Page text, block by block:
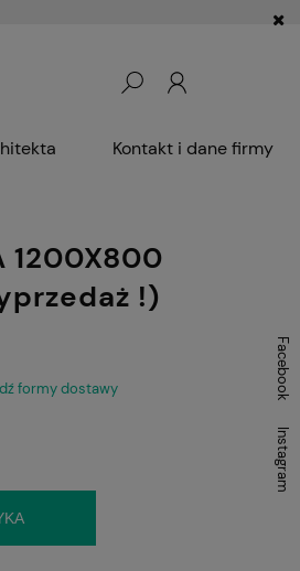
Kontakt i dane firmy
1200X800
!)
formy dostawy Facebook
Instagram